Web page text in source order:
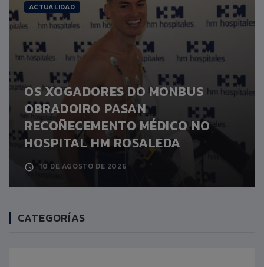
ACTUALIDAD
OS XOGADORES DO MONBUS
OBRADOIRO PASAN
RECOÑECEMENTO MÉDICO NO
HOSPITAL HM ROSALEDA
10 DE AGOSTO DE 2026
CATEGORÍAS